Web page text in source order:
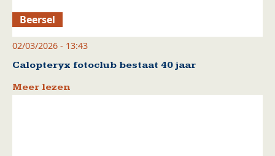
Beersel
02/03/2026 - 13:43
Calopteryx fotoclub bestaat 40 jaar
Meer lezen